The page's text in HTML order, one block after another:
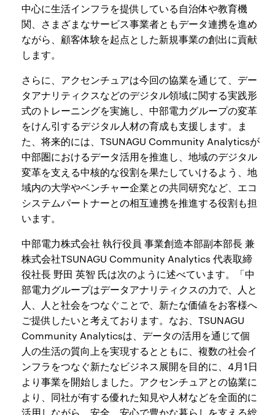
中心に生活インフラを提供している自治体や教育機
関、さまざまなサービス事業者ともデータ連携を進め
ながら、顧客体験を起点とした新規事業の創出に貢献
します。
さらに、アクセンチュアは今回の協業を通じて、デー
タアナリティクスなどのデジタル領域に関する実践形
式のトレーニングを実施し、中部電力グループの変革
をけん引するデジタル人材の育成も支援します。ま
た、将来的には、TSUNAGU Community Analyticsが
中部圏におけるデータ活用を推進し、地域のデジタル
変革を支える中核的な役割を果たしていけるよう、地
域内の大学やベンチャー企業との共同研究など、エコ
システムパートナーとの相互連携を推進する役割も担
います。
中部電力株式会社 執行役員 事業創造本部副本部長 兼
株式会社TSUNAGU Community Analytics 代表取締
役社長 野田 英智 氏は次のように述べています。「中
部電力グループはデータアナリティクスの力で、人と
人、人と社会をつなぐことで、新たな価値をお客様へ
ご提供したいと考えております。なお、TSUNAGU
Community Analyticsは、データの活用を通じて個
人の生活の質向上を実現するとともに、複数の社会イ
ンフラをつなぐ新たなビジネス展開を目的に、4月1日
より事業を開始しました。アクセンチュアとの協業に
より、同社が有する優れた知見や人材などを全面的に
活用しながら、安全、安心で豊かな暮らしを支える総